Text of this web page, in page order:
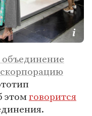
этомговорится